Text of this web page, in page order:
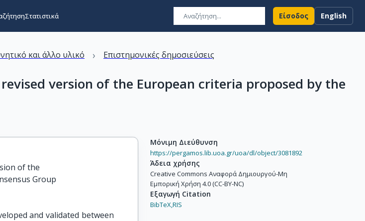
Στατιστικά Είσοδος English
και άλλο υλικό › Επιστημονικές δημοσιεύσεις
version of the European criteria proposed by the
of the
Group
and validated between
Μόνιμη Διεύθυνση
https://pergamos.lib.uoa.gr/uoa/dl/object/3081892
Άδεια χρήσης
Creative Commons Αναφορά Δημιουργού-Μη
Εμπορική Χρήση 4.0 (CC-BY-NC)
Εξαγωγή Citation
BibTeX,RIS